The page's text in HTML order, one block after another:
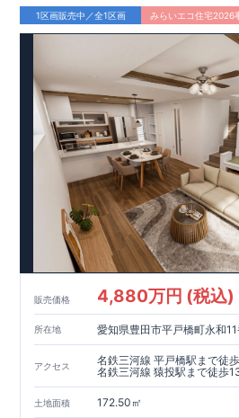
に対応いたします。 ​
大宮営業所までお気軽にどうぞ。
【TEL：0120-0038-63】
受付時間：9:30～18:30
1区画販売中／全1区画 みらいエコ住宅2026
販売価格 4,880万円 (税込)
所在地 愛知県豊田市平戸橋町永和
アクセス
名鉄三河線 平戸橋駅まで徒
名鉄三河線 猿投駅まで徒歩
土地面積 172.50㎡